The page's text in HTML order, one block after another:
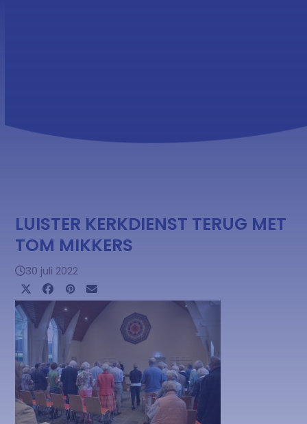
LUISTER KERKDIENST TERUG MET
TOM MIKKERS
30 juli 2022